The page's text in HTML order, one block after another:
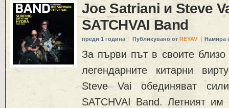
Joe Satriani и Steve
SATCHVAI Band
преди 1 година Публикувано от REYAV Намира
За първи път в своите
легендарните китарни
Steve Vai обединяват
SATCHVAI Band. Летният